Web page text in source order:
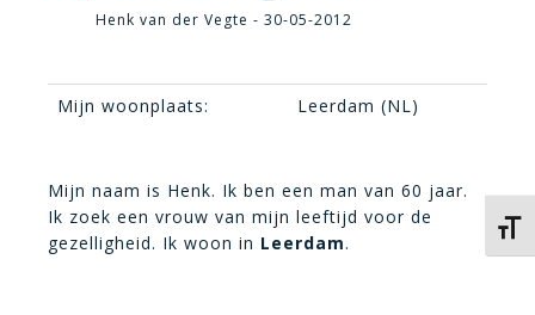
Henk van der Vegte - 30-05-2012
Mijn woonplaats: Leerdam (NL)
Mijn naam is Henk. Ik ben een man van 60 jaar.
Ik zoek een vrouw van mijn leeftijd voor de
gezelligheid. Ik woon in Leerdam.